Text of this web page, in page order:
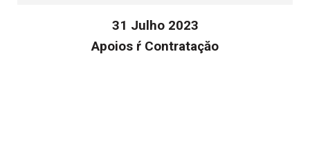
31 Julho 2023
Apoios ŕ Contrataçăo